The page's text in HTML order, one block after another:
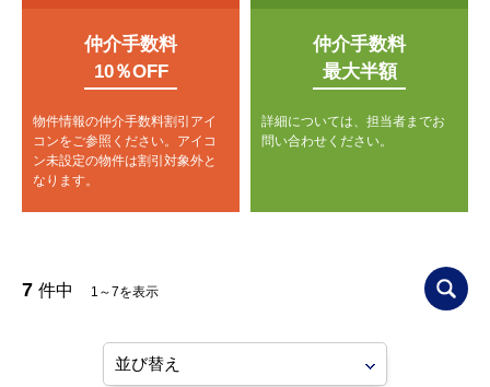
仲介手数料
10％OFF
物件情報の仲介手数料割引アイ
コンをご参照ください。 アイコ
ン未設定の物件は割引対象外と
なります。
仲介手数料
最大半額
詳細については、担当者までお
問い合わせください。
7 件中 1～7を表示